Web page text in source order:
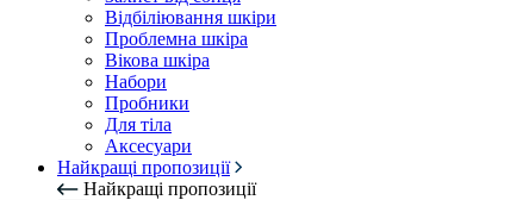
Відбіліювання шкіри
Проблемна шкіра
Вікова шкіра
Набори
Пробники
Для тіла
Аксесуари
Найкращі пропозиції
Найкращі пропозиції